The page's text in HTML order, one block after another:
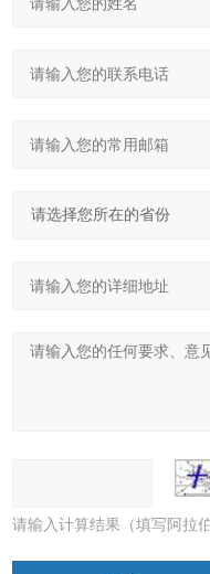
请输入计算结果（填写阿拉